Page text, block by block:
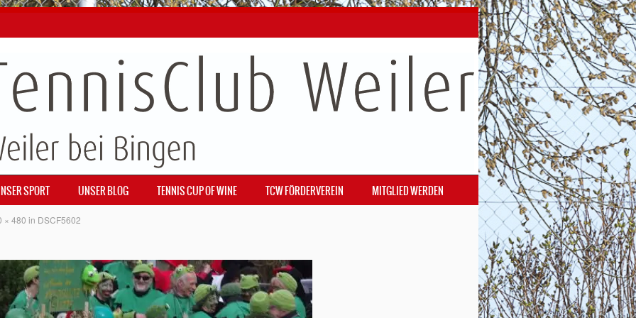
SPORT UNSER BLOG TENNIS CUP OF WINE TCW FÖRDERVEREIN MITGLIED WERDEN
× 480 in DSCF5602